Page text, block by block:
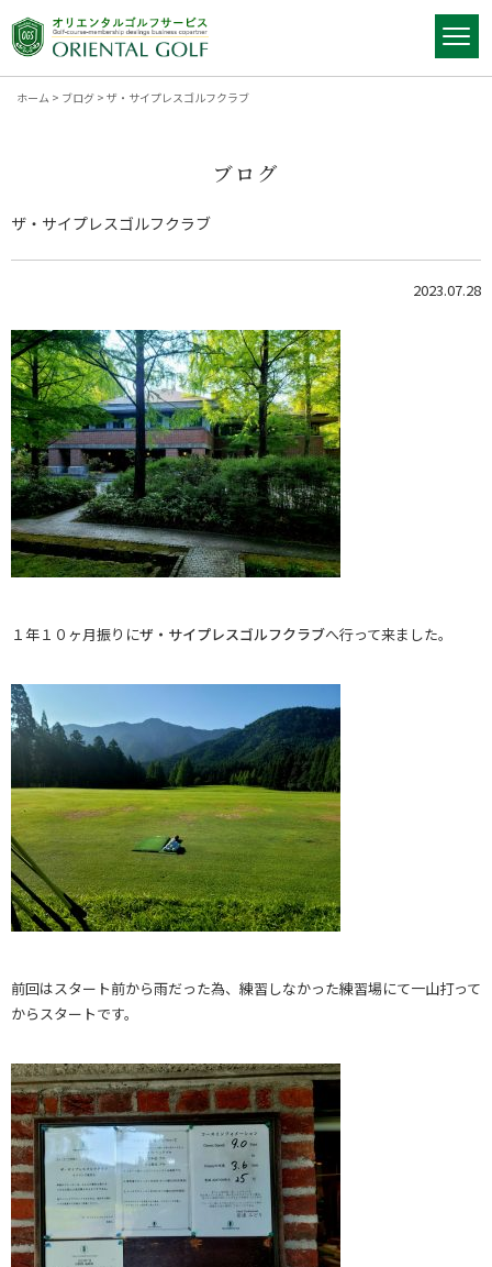
ホーム > ブログ > ザ・サイプレスゴルフクラブ
ブログ
ザ・サイプレスゴルフクラブ
2023.07.28
１年１０ヶ月振りにザ・サイプレスゴルフクラブへ行って来ました。
前回はスタート前から雨だった為、練習しなかった練習場にて一山打って
からスタートです。